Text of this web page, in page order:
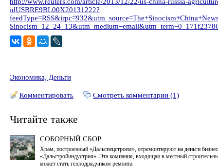
idUSBRE9BL00X20131222?
Экономика, Деньги
Комментировать Смотреть комментарии (1)
Читайте также
СОБОРНЫЙ СБОР
Храм, построенный «Дальспецстроем», отремонтируют на деньги
«Дальстройиндустрия». Эта компания, входящая в местный
может стать генподрядчиком ремонта